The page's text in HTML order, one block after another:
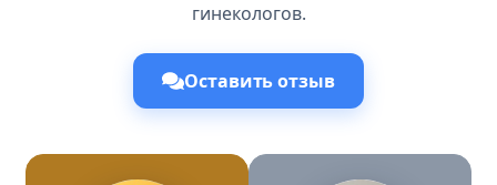
гинекологов.
Оставить отзыв